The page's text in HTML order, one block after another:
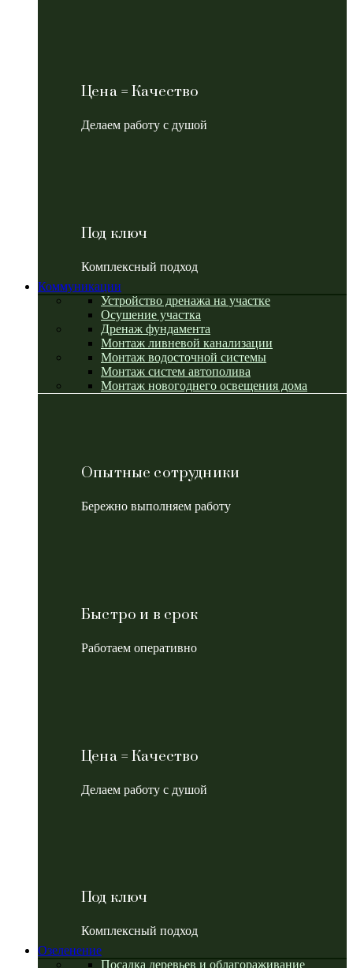
Цена = Качество
Делаем работу с душой
Под ключ
Комплексный подход
Коммуникации
Устройство дренажа на участке
Осушение участка
Дренаж фундамента
Монтаж ливневой канализации
Монтаж водосточной системы
Монтаж систем автополива
Монтаж новогоднего освещения дома
Опытные сотрудники
Бережно выполняем работу
Быстро и в срок
Работаем оперативно
Цена = Качество
Делаем работу с душой
Под ключ
Комплексный подход
Озеленение
Посадка деревьев и облагораживание